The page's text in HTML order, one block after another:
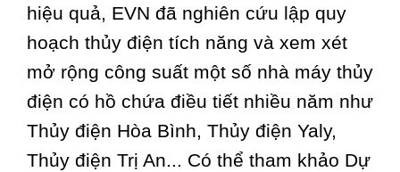
hiệu quả, EVN đã nghiên cứu lập quy
hoạch thủy điện tích năng và xem xét
mở rộng công suất một số nhà máy thủy
điện có hồ chứa điều tiết nhiều năm như
Thủy điện Hòa Bình, Thủy điện Yaly,
Thủy điện Trị An... Có thể tham khảo Dự